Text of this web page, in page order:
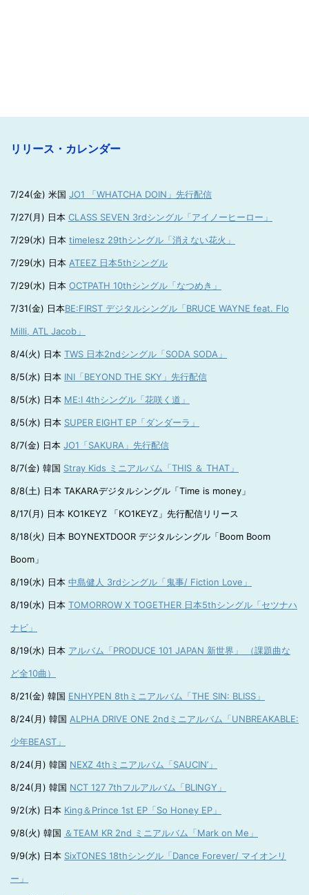
リリース・カレンダー
7/24(金) 米国 JO1 「WHATCHA DOIN」先行配信
7/27(月) 日本 CLASS SEVEN 3rdシングル「アイノーヒーロー」
7/29(水) 日本 timelesz 29thシングル「消えない花火」
7/29(水) 日本 ATEEZ 日本5thシングル
7/29(水) 日本 OCTPATH 10thシングル「なつめき」
7/31(金) 日本BE:FIRST デジタルシングル「BRUCE WAYNE feat. Flo
Milli, ATL Jacob」
8/4(火) 日本 TWS 日本2ndシングル「SODA SODA」
8/5(水) 日本 INI「BEYOND THE SKY」先行配信
8/5(水) 日本 ME:I 4thシングル「花咲く道」
8/5(水) 日本 SUPER EIGHT EP「ダンダーラ」
8/7(金) 日本 JO1「SAKURA」先行配信
8/7(金) 韓国 Stray Kids ミニアルバム「THIS ＆ THAT」
8/8(土) 日本 TAKARAデジタルシングル「Time is money」
8/17(月) 日本 KO1KEYZ 「KO1KEYZ」先行配信リリース
8/18(火) 日本 BOYNEXTDOOR デジタルシングル「Boom Boom
Boom」
8/19(水) 日本 中島健人 3rdシングル「鬼事/ Fiction Love」
8/19(水) 日本 TOMORROW X TOGETHER 日本5thシングル「セツナハ
ナビ」
8/19(水) 日本 アルバム「PRODUCE 101 JAPAN 新世界」 （課題曲な
ど全10曲）
8/21(金) 韓国 ENHYPEN 8thミニアルバム「THE SIN: BLISS」
8/24(月) 韓国 ALPHA DRIVE ONE 2ndミニアルバム「UNBREAKABLE:
少年BEAST」
8/24(月) 韓国 NEXZ 4thミニアルバム「SAUCIN’」
8/24(月) 韓国 NCT 127 7thフルアルバム「BLINGY」
9/2(水) 日本 King＆Prince 1st EP「So Honey EP」
9/8(火) 韓国 ＆TEAM KR 2nd ミニアルバム「Mark on Me」
9/9(水) 日本 SixTONES 18thシングル「Dance Forever/ マイオンリ
ー」